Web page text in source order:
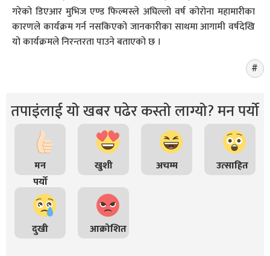
गरेको डिएआर मुभिज एण्ड फिल्मस्ले अघिल्लो वर्ष कोरोना महामारीका
कारणले कार्यक्रम गर्न नसकिएको जानकारीका साथमा आगामी वर्षदेखि
यो कार्यक्रमले निरन्तरता पाउने बताएको छ ।
तपाइंलाई यो खबर पढेर कस्तो लाग्यो? मन पर्यो
मन
पर्यो
खुशी अचम्म उत्साहित
दुखी आक्रोशित